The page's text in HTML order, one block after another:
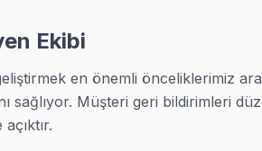
almıyoruz.
Ekibi
en önemli önceliklerimiz
sağlıyor. Müşteri geri bildirimleri